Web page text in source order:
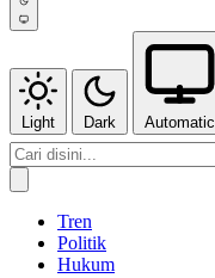
Light Dark Automatic
Tren
Politik
Hukum